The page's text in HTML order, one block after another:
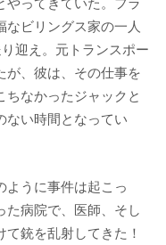
なビリングス家の一人
迎え。元トランスポー
が、彼は、その仕事を
なかったジャックと
ない時間となってい
うに事件は起こっ
た病院で、医師、そし
銃を乱射してきた！